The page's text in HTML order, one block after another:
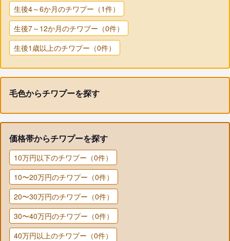
生後4～6か月のチワプー（1件）
生後7～12か月のチワプー（0件）
生後1歳以上のチワプー（0件）
毛色からチワプーを探す
価格帯からチワプーを探す
10万円以下のチワプー（0件）
10〜20万円のチワプー（0件）
20〜30万円のチワプー（0件）
30〜40万円のチワプー（0件）
40万円以上のチワプー（0件）